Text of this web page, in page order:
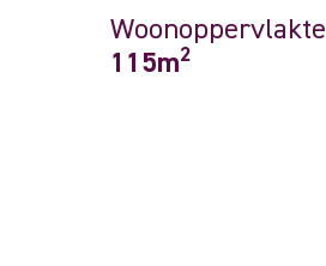
Woonoppervlakte
115m2